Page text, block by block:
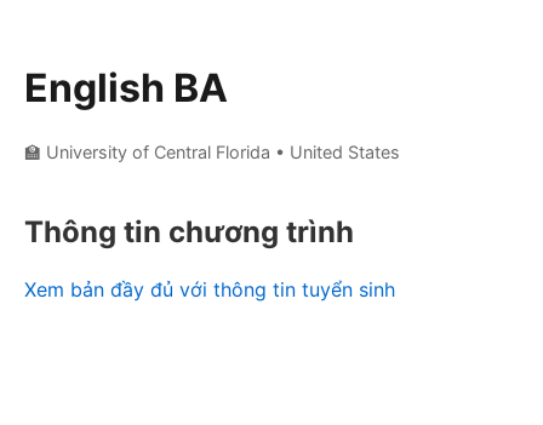
English BA
🏫 University of Central Florida • United States
Thông tin chương trình
Xem bản đầy đủ với thông tin tuyển sinh